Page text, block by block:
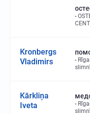
Kronbergs
Vladimirs
Kārkliņa
Iveta